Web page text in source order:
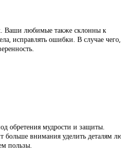
Ваши любимые также склонны к
исправлять ошибки. В случае
обретения мудрости и защиты.
больше внимания уделить деталям
пользы.